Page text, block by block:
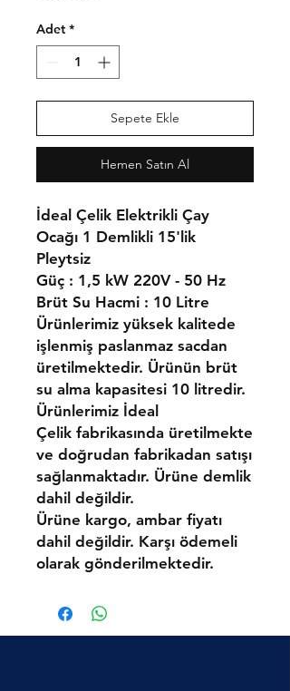
Adet *
Sepete Ekle
Hemen Satın Al
İdeal Çelik Elektrikli Çay
Ocağı 1 Demlikli 15'lik
Pleytsiz
Güç : 1,5 kW 220V - 50 Hz
Brüt Su Hacmi : 10 Litre
Ürünlerimiz yüksek kalitede
işlenmiş paslanmaz sacdan
üretilmektedir. Ürünün brüt
su alma kapasitesi 10 litredir.
Ürünlerimiz İdeal
Çelik fabrikasında üretilmekte
ve doğrudan fabrikadan satışı
sağlanmaktadır. Ürüne demlik
dahil değildir.
Ürüne kargo, ambar fiyatı
dahil değildir. Karşı ödemeli
olarak gönderilmektedir.